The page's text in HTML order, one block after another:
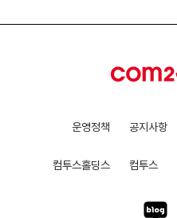
운영정책 공지사항
컴투스홀딩스 컴투스